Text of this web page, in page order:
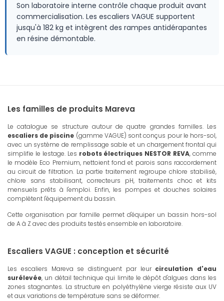
Son laboratoire interne contrôle chaque produit avant
commercialisation. Les escaliers VAGUE supportent
jusqu'à 182 kg et intègrent des rampes antidérapantes
en résine démontable.
Les familles de produits Mareva
Le catalogue se structure autour de quatre grandes familles. Les
escaliers de piscine (gamme VAGUE) sont conçus pour le hors-sol,
avec un système de remplissage sable et un chargement frontal qui
simplifie le lestage. Les robots électriques NESTOR REVA, comme
le modèle Eco Premium, nettoient fond et parois sans raccordement
au circuit de filtration. La partie traitement regroupe chlore stabilisé,
chlore sans stabilisant, correcteurs pH, traitements choc et kits
mensuels prêts à l'emploi. Enfin, les pompes et douches solaires
complètent l'équipement du bassin.
Cette organisation par famille permet d'équiper un bassin hors-sol
de A à Z avec des produits testés ensemble en laboratoire.
Escaliers VAGUE : conception et sécurité
Les escaliers Mareva se distinguent par leur circulation d'eau
surélevée, un détail technique qui limite le dépôt d'algues dans les
zones stagnantes. La structure en polyéthylène vierge résiste aux UV
et aux variations de température sans se déformer.